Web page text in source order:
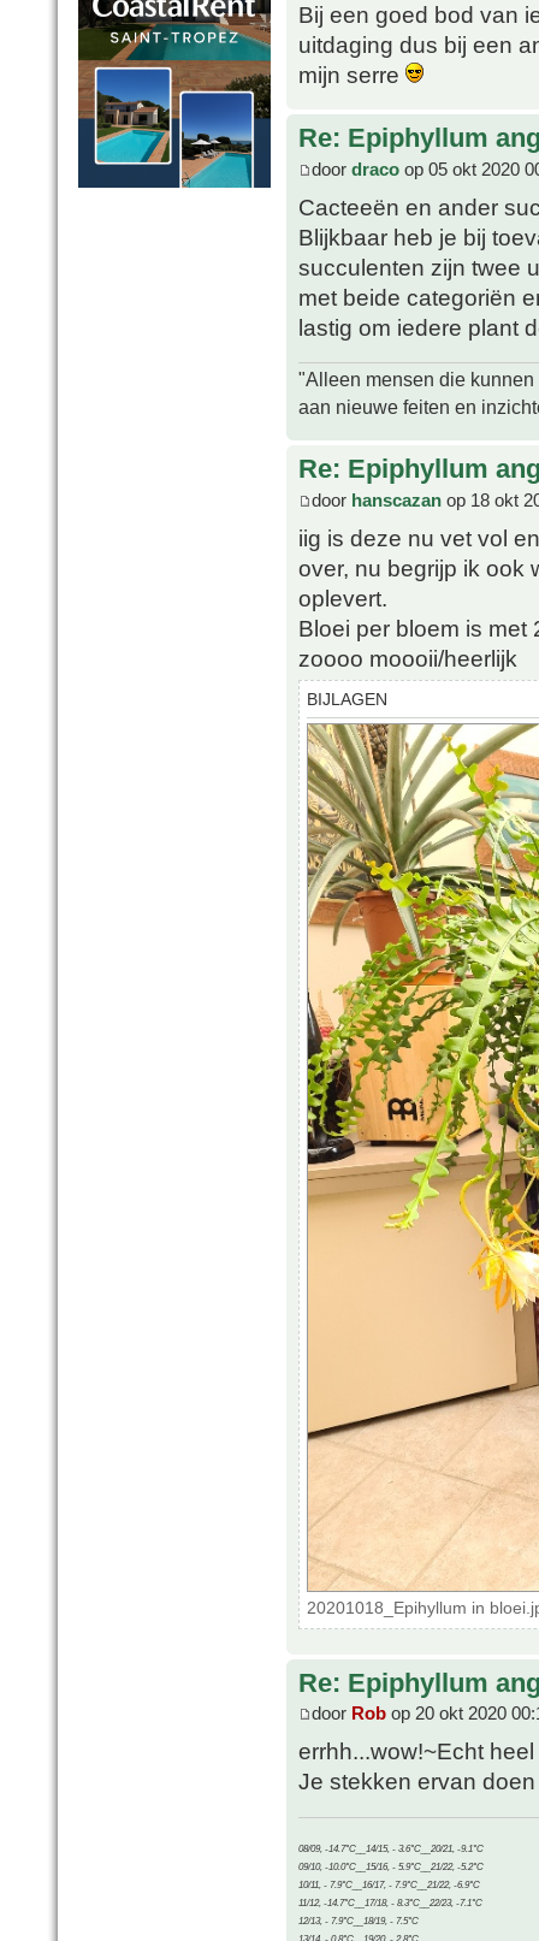
Bij een goed bod van
uitdaging dus bij een
mijn serre
Re: Epiphyllum
door draco op 05 okt 2020
Cacteeën en ander
Blijkbaar heb je bij
succulenten zijn twee
met beide categoriën
lastig om iedere plant
"Alleen mensen die
aan nieuwe feiten en
Re: Epiphyllum
door hanscazan op 18 okt
iig is deze nu vet vol
over, nu begrijp ik ook
oplevert.
Bloei per bloem is met
zoooo moooii/heerlijk
BIJLAGEN
20201018_Epihyllum in
Re: Epiphyllum
door Rob op 20 okt 2020
errhh...wow!~Echt
Je stekken ervan
08/09, -14.7°C__14/15, - 3.6°C__20/21, -9.1°C
09/10, -10.0°C__15/16, - 5.9°C__21/22, -5.2°C
10/11, - 7.9°C__16/17, - 7.9°C__21/22, -6.9°C
11/12, -14.7°C__17/18, - 8.3°C__22/23, -7.1°C
12/13, - 7.9°C__18/19, - 7.5°C